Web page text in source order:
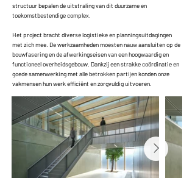
structuur bepalen de uitstraling van dit duurzame en
toekomstbestendige complex.
Het project bracht diverse logistieke en planningsuitdagingen
met zich mee. De werkzaamheden moesten nauw aansluiten op de
bouwfasering en de afwerkingseisen van een hoogwaardig en
functioneel overheidsgebouw. Dankzij een strakke coördinatie en
goede samenwerking met alle betrokken partijen konden onze
vakmensen hun werk efficiënt en zorgvuldig uitvoeren.